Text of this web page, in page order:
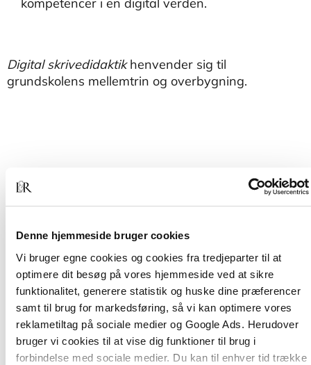
Denne hjemmeside bruger cookies
Vi bruger egne cookies og cookies fra tredjeparter til at
optimere dit besøg på vores hjemmeside ved at sikre
funktionalitet, generere statistik og huske dine præferencer
samt til brug for markedsføring, så vi kan optimere vores
reklametiltag på sociale medier og Google Ads. Herudover
bruger vi cookies til at vise dig funktioner til brug i
forbindelse med sociale medier. Du kan til enhver tid trække
Digital skrivedidaktikhenvender sig til
grundskolens mellemtrin og overbygning.
Af samme forfatter